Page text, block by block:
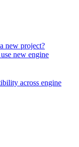
new project?
new engine
across engine